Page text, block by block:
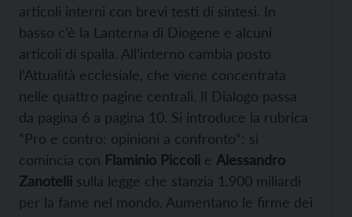
articoli interni con brevi testi di sintesi. In
basso c’è la Lanterna di Diogene e alcuni
articoli di spalla. All’interno cambia posto
l’Attualità ecclesiale, che viene concentrata
nelle quattro pagine centrali. Il Dialogo passa
da pagina 6 a pagina 10. Si introduce la rubrica
“Pro e contro: opinioni a confronto”: si
comincia con Flaminio Piccoli e Alessandro
Zanotelli sulla legge che stanzia 1.900 miliardi
per la fame nel mondo. Aumentano le firme dei